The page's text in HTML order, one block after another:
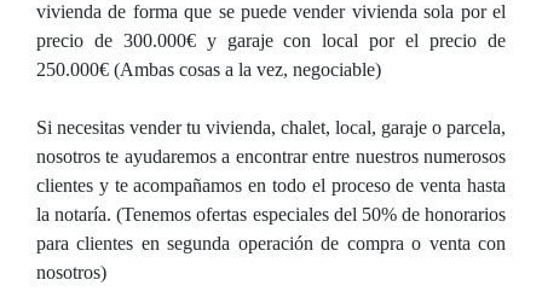
vivienda de forma que se puede vender vivienda sola por el
precio de 300.000€ y garaje con local por el precio de
250.000€ (Ambas cosas a la vez, negociable)
Si necesitas vender tu vivienda, chalet, local, garaje o parcela,
nosotros te ayudaremos a encontrar entre nuestros numerosos
clientes y te acompañamos en todo el proceso de venta hasta
la notaría. (Tenemos ofertas especiales del 50% de honorarios
para clientes en segunda operación de compra o venta con
nosotros)